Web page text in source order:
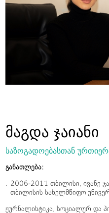
მაგდა ჯაიანი
საზოგადოებასთან
განათლება:
2006-2011 თბილისი, ივანე
თბილისის სახელმწიფო
ჟურნალისტიკა, სოციალურ და